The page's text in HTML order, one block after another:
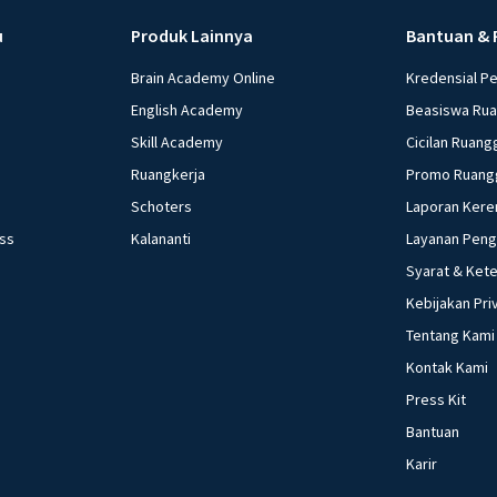
barang impor
Bank Indonesia
membayar
Membeli surat
bank umum
dan pinjaman Ketika kebutuhan kedelai meningkat dan petani gagal panen
karena
negeri yang
sebelumnya b.
mahal c.
Meningkatkan
Membatasi impor
pasar terbuka
dilakukan
surat-surat
pada bank
Produk Lainnya
Brain Academy Online
English Academy
Skill Academy
Ruangkerja
Schoters
Kalananti
Bantuan &
Kredensial
Beasiswa
Cicilan
Promo
Laporan
Layanan
Syarat &
Kebijakan
Tentang Kami
Kontak Kami
Press Kit
Bantuan
Karir